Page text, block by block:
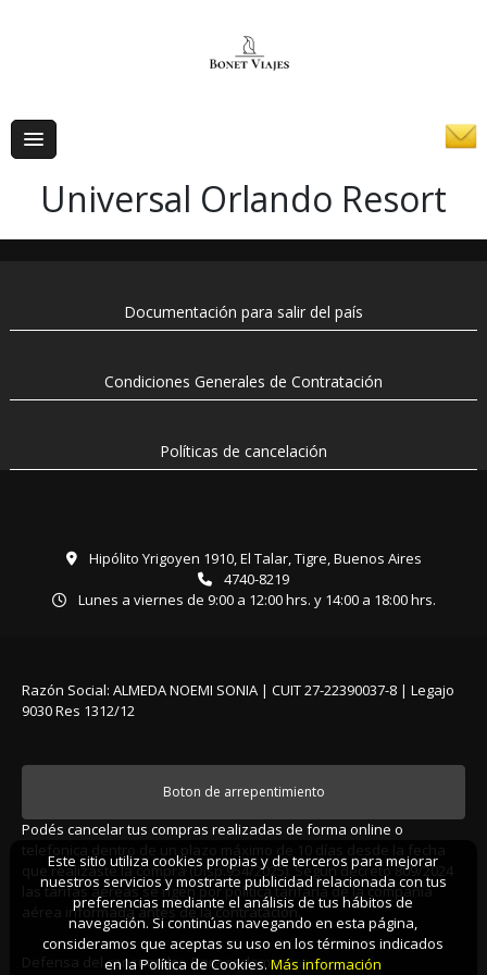
Universal Orlando Resort
Documentación para salir del país
Condiciones Generales de Contratación
Políticas de cancelación
Hipólito Yrigoyen 1910, El Talar, Tigre, Buenos Aires
4740-8219
Lunes a viernes de 9:00 a 12:00 hrs. y 14:00 a 18:00 hrs.
Razón Social: ALMEDA NOEMI SONIA | CUIT 27-22390037-8 | Legajo
9030 Res 1312/12
Boton de arrepentimiento
Podés cancelar tus compras realizadas de forma online o
telefonica dentro de un plazo máximo de 10 días desde la fecha
que realizaste la compra (Disp.954/2025). Según decreto 809/2024
las tarifas aéreas se rigen por política tarifaria de la compañía
aérea informada antes de la contratación.
Defensa del consumidor. Para reclamosingrese aquí
Este sitio utiliza cookies propias y de terceros para mejorar
nuestros servicios y mostrarte publicidad relacionada con tus
preferencias mediante el análisis de tus hábitos de
navegación. Si continúas navegando en esta página,
consideramos que aceptas su uso en los términos indicados
en la Política de Cookies.Más información